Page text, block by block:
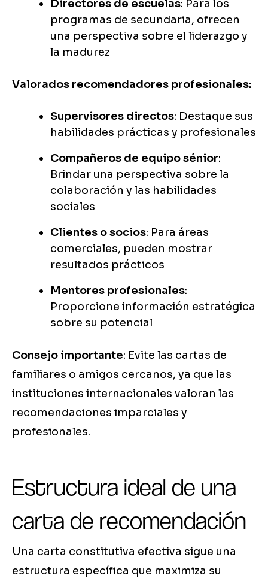
Directores de escuelas: Para los
programas de secundaria, ofrecen
una perspectiva sobre el liderazgo y
la madurez
Valorados recomendadores profesionales:
Supervisores directos: Destaque sus
habilidades prácticas y profesionales
Compañeros de equipo sénior:
Brindar una perspectiva sobre la
colaboración y las habilidades
sociales
Clientes o socios: Para áreas
comerciales, pueden mostrar
resultados prácticos
Mentores profesionales:
Proporcione información estratégica
sobre su potencial
Consejo importante: Evite las cartas de
familiares o amigos cercanos, ya que las
instituciones internacionales valoran las
recomendaciones imparciales y
profesionales.
Estructura ideal de una
carta de recomendación
Una carta constitutiva efectiva sigue una
estructura específica que maximiza su